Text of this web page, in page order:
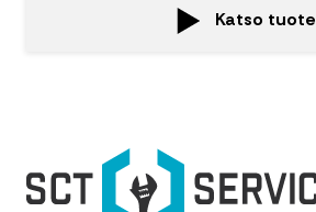
Katso tuote